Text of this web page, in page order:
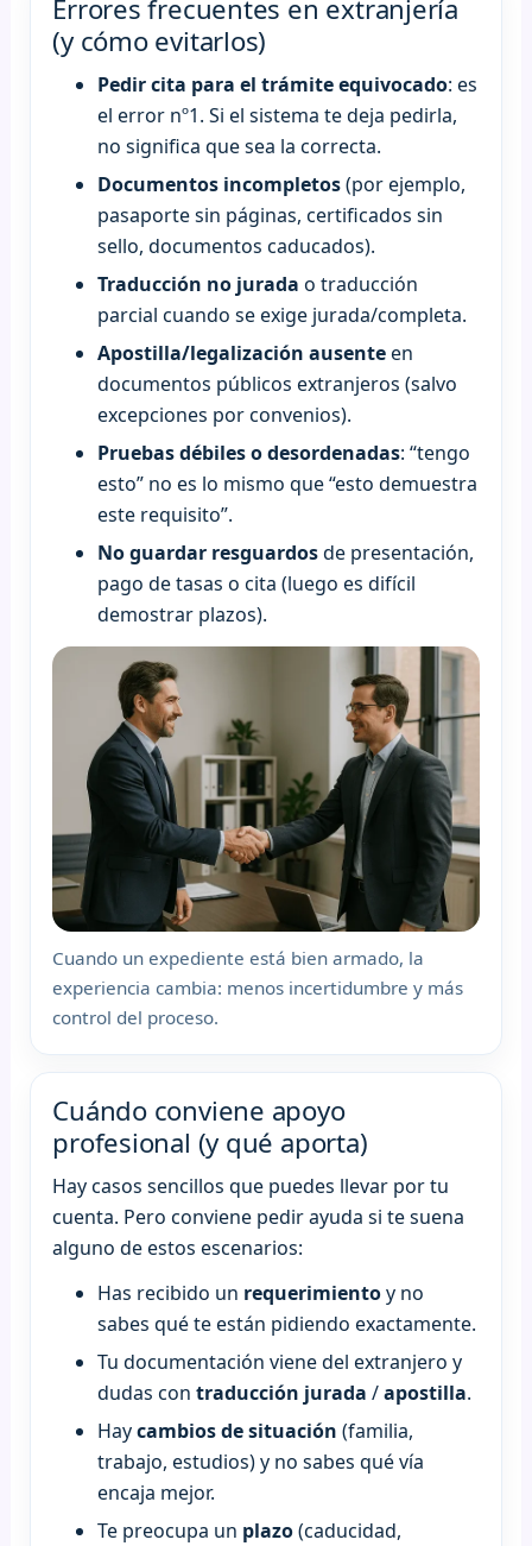
Errores frecuentes en extranjería
(y cómo evitarlos)
Pedir cita para el trámite equivocado: es
el error nº1. Si el sistema te deja pedirla,
no significa que sea la correcta.
Documentos incompletos(por ejemplo,
pasaporte sin páginas, certificados sin
sello, documentos caducados).
Traducción no jurada o traducción
parcial cuando se exige jurada/completa.
Apostilla/legalización ausenteen
documentos públicos extranjeros (salvo
excepciones por convenios).
Pruebas débiles o desordenadas: “tengo
esto” no es lo mismo que “esto demuestra
este requisito”.
No guardar resguardosde presentación,
pago de tasas o cita (luego es difícil
demostrar plazos).
Cuando un expediente está bien armado, la
experiencia cambia: menos incertidumbre y más
control del proceso.
Cuándo conviene apoyo
profesional (y qué aporta)
Hay casos sencillos que puedes llevar por tu
cuenta. Pero conviene pedir ayuda si te suena
alguno de estos escenarios:
Has recibido un requerimientoy no
sabes qué te están pidiendo exactamente.
Tu documentación viene del extranjero y
dudas contraducción jurada /apostilla.
Haycambios de situación (familia,
trabajo, estudios) y no sabes qué vía
encaja mejor.
Te preocupa un plazo(caducidad,